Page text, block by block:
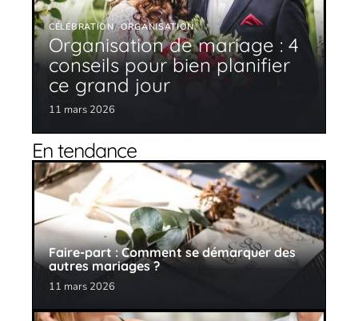
CÉLÉBRATION ORGANISATION
Organisation de mariage : 4
conseils pour bien planifier
ce grand jour
11 mars 2026
En tendance
Faire-part : Comment se démarquer des
autres mariages ?
11 mars 2026